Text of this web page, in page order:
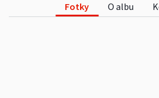
Fotky O albu